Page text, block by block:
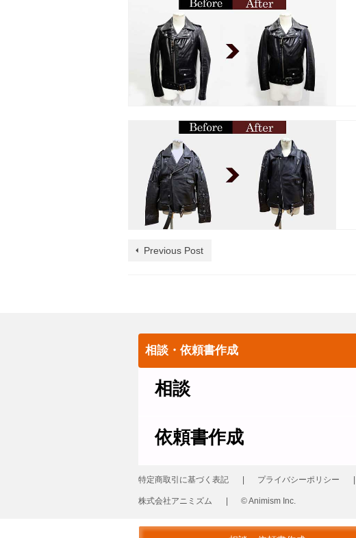
Previous Post
相談・依頼書作成
相談
依頼書作成
特定商取引に基づく表記 プライバシーポリシー
株式会社アニミズム © Animism Inc.